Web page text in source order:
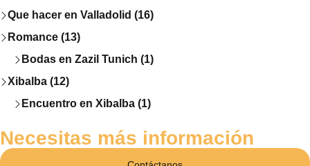
Que hacer en Valladolid (16)
Romance (13)
Bodas en Zazil Tunich (1)
Xibalba (12)
Encuentro en Xibalba (1)
Necesitas más información